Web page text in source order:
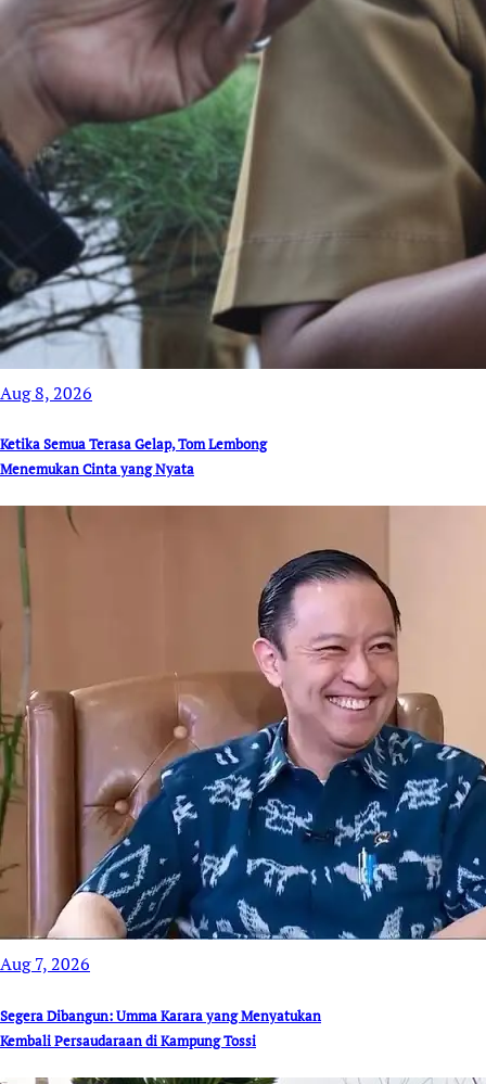
Aug 8, 2026
Ketika Semua Terasa Gelap, Tom Lembong
Menemukan Cinta yang Nyata
Aug 7, 2026
Segera Dibangun: Umma Karara yang Menyatukan
Kembali Persaudaraan di Kampung Tossi